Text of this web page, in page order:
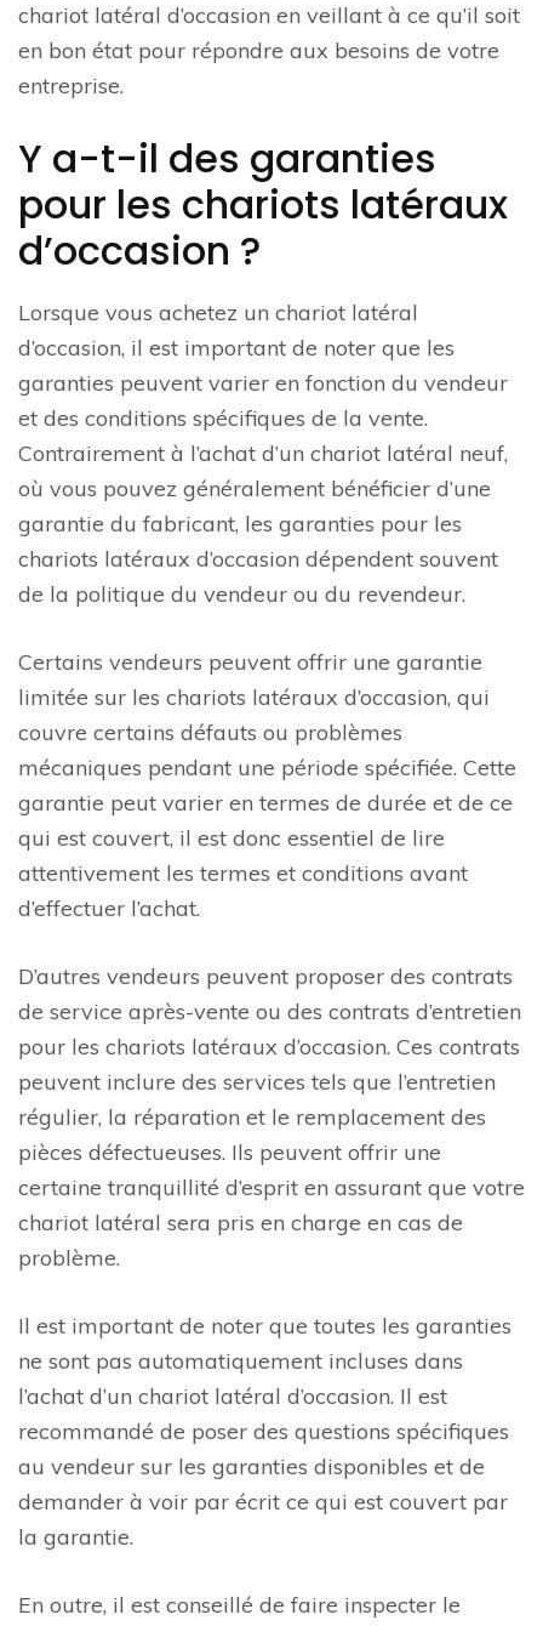
chariot latéral d’occasion en veillant à ce qu’il soit
en bon état pour répondre aux besoins de votre
entreprise.
Y a-t-il des garanties
pour les chariots latéraux
d’occasion ?
Lorsque vous achetez un chariot latéral
d’occasion, il est important de noter que les
garanties peuvent varier en fonction du vendeur
et des conditions spécifiques de la vente.
Contrairement à l’achat d’un chariot latéral neuf,
où vous pouvez généralement bénéficier d’une
garantie du fabricant, les garanties pour les
chariots latéraux d’occasion dépendent souvent
de la politique du vendeur ou du revendeur.
Certains vendeurs peuvent offrir une garantie
limitée sur les chariots latéraux d’occasion, qui
couvre certains défauts ou problèmes
mécaniques pendant une période spécifiée. Cette
garantie peut varier en termes de durée et de ce
qui est couvert, il est donc essentiel de lire
attentivement les termes et conditions avant
d’effectuer l’achat.
D’autres vendeurs peuvent proposer des contrats
de service après-vente ou des contrats d’entretien
pour les chariots latéraux d’occasion. Ces contrats
peuvent inclure des services tels que l’entretien
régulier, la réparation et le remplacement des
pièces défectueuses. Ils peuvent offrir une
certaine tranquillité d’esprit en assurant que votre
chariot latéral sera pris en charge en cas de
problème.
Il est important de noter que toutes les garanties
ne sont pas automatiquement incluses dans
l’achat d’un chariot latéral d’occasion. Il est
recommandé de poser des questions spécifiques
au vendeur sur les garanties disponibles et de
demander à voir par écrit ce qui est couvert par
la garantie.
En outre, il est conseillé de faire inspecter le